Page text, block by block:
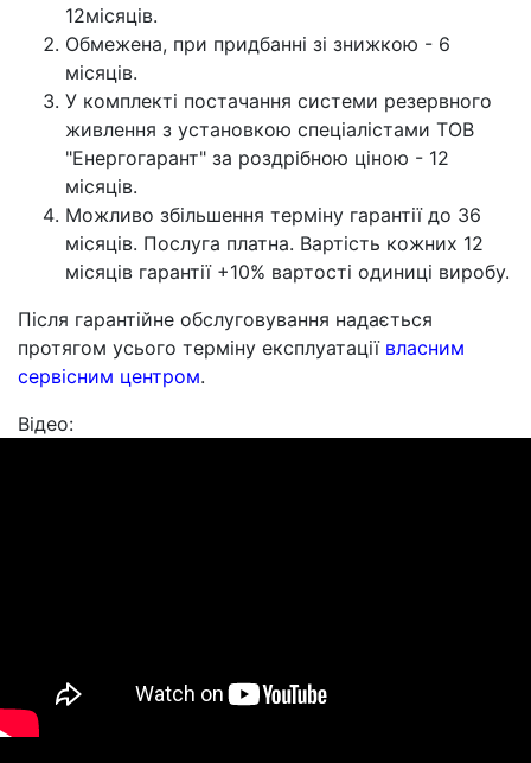
12місяців.
Обмежена, при придбанні зі знижкою - 6
місяців.
У комплекті постачання системи резервного
живлення з установкою спеціалістами ТОВ
"Енергогарант" за роздрібною ціною - 12
місяців.
Можливо збільшення терміну гарантії до 36
місяців. Послуга платна. Вартість кожних 12
місяців гарантії +10% вартості одиниці виробу.
Після гарантійне обслуговування надається
протягом усього терміну експлуатації власним
сервісним центром.
Відео: